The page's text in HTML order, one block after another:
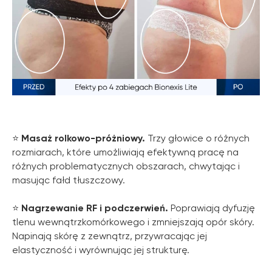
⭐️ Masaż rolkowo-próżniowy. Trzy głowice o różnych
rozmiarach, które umożliwiają efektywną pracę na
różnych problematycznych obszarach, chwytając i
masując fałd tłuszczowy.
⭐️ Nagrzewanie RF i podczerwień. Poprawiają dyfuzję
tlenu wewnątrzkomórkowego i zmniejszają opór skóry.
Napinają skórę z zewnątrz, przywracając jej
elastyczność i wyrównując jej strukturę.